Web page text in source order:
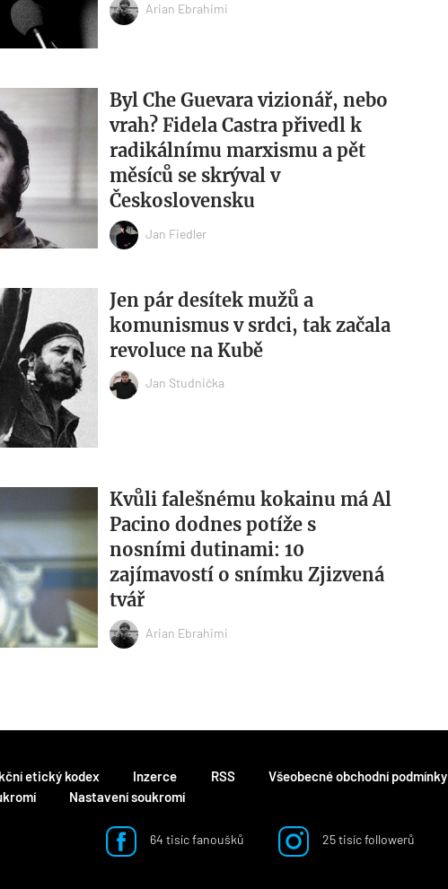
Arian Ebrahimi
Byl Che Guevara vizionář, nebo
vrah? Fidela Castra přivedl k
radikálnímu marxismu a pět
měsíců se skrýval v
Československu
Jan Fiedler
Jen pár desítek mužů a
komunismus v srdci, tak začala
revoluce na Kubě
Jan Studnička
Kvůli falešnému kokainu má Al
Pacino dodnes potíže s
nosními dutinami: 10
zajímavostí o snímku Zjizvená
tvář
Arian Ebrahimi
etický kodex Inzerce RSS Všeobecné obchodní podmínky
Nastavení soukromí
64 tisíc fanoušků 25 tisíc followerů